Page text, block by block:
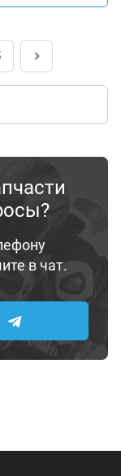
в чат.